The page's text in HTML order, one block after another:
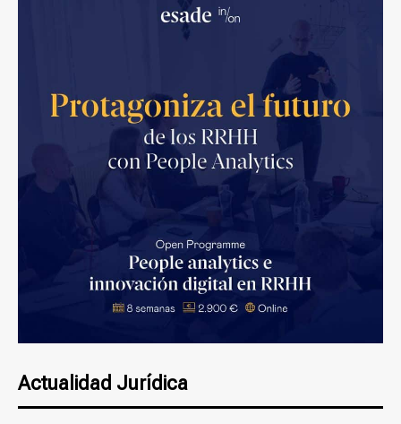
Actualidad Jurídica